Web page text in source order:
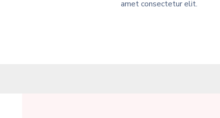
amet consectetur elit. ​